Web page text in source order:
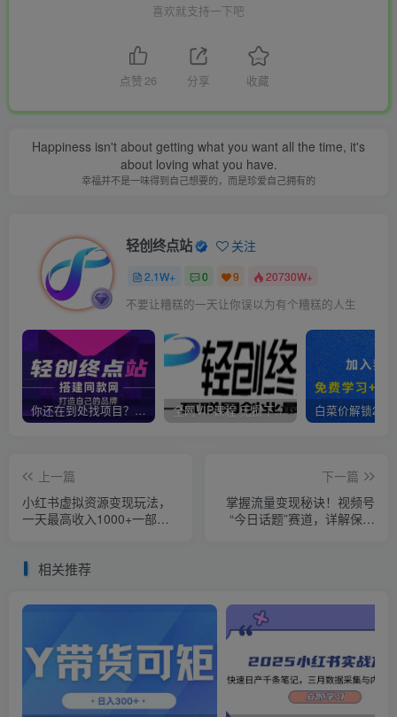
喜欢就支持一下吧
点赞 26 分享 收藏
Happiness isn't about getting what you want all the time, it's
about loving what you have.
幸福并不是一味得到自己想要的，而是珍爱自己拥有的
轻创终点站 关注
2.1W+ 0 9 20730W+
不要让糟糕的一天让你误以为有个糟糕的人生
你还在到处找项目？还在当韭菜？我靠卖项目一个月收入5万+，曾经我也是个失败者。 全网VIP课程 无损下载~
上一篇
小红书虚拟资源变现玩法，
一天最高收入1000+一部手
下一篇
掌握流量变现秘诀！视频号
“今日话题”赛道，详解保姆
相关推荐